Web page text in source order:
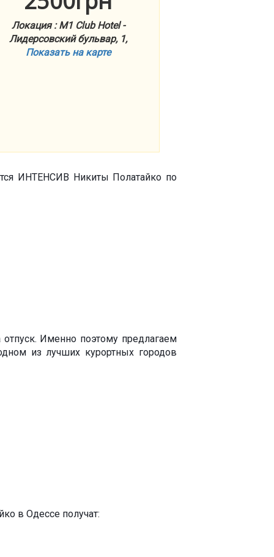
Локация : M1 Club Hotel -
Лидерсовский бульвар, 1,
Показать на карте
ИНТЕНСИВ Никиты Полатайко по
Именно поэтому предлагаем
из лучших курортных городов
в Одессе получат: